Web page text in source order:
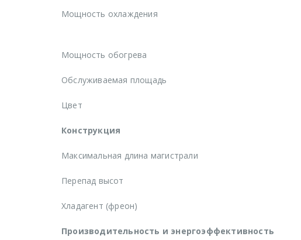
Мощность охлаждения
Мощность обогрева
Обслуживаемая площадь
Цвет
Конструкция
Максимальная длина магистрали
Перепад высот
Хладагент (фреон)
Производительность и энергоэффективность